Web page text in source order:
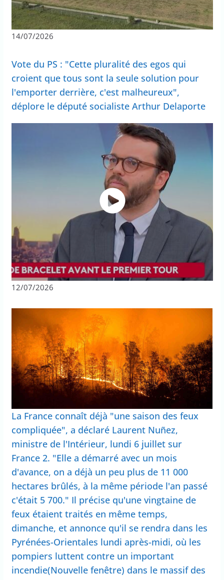
14/07/2026
Vote du PS : "Cette pluralité des egos qui
croient que tous sont la seule solution pour
l'emporter derrière, c'est malheureux",
déplore le député socialiste Arthur Delaporte
12/07/2026
La France connaît déjà "une saison des feux
compliquée", a déclaré Laurent Nuñez,
ministre de l'Intérieur, lundi 6 juillet sur
France 2. "Elle a démarré avec un mois
d'avance, on a déjà un peu plus de 11 000
hectares brûlés, à la même période l'an passé
c'était 5 700." Il précise qu'une vingtaine de
feux étaient traités en même temps,
dimanche, et annonce qu'il se rendra dans les
Pyrénées-Orientales lundi après-midi, où les
pompiers luttent contre un important
incendie(Nouvelle fenêtre) dans le massif des